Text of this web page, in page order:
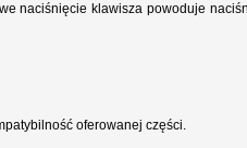
naciśnięcie klawisza powoduje
oferowanej części.